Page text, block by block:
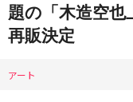
題の「木造空
再販決定
アート